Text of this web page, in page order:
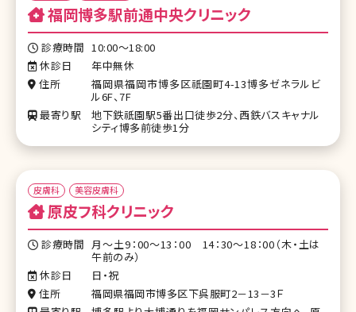
福岡博多駅前通中央クリニック
診療時間 10:00〜18:00
休診日
年中無休
住所
福岡県福岡市博多区祇園町4-13博多ゼネラルビ
ル6F、7F
最寄り駅
地下鉄祇園駅5番出口徒歩2分、西鉄バスキャナル
シティ博多前徒歩1分
皮膚科 美容皮膚科
原皮フ科クリニック
診療時間 月～土9：00～13：00 14：30～18：00（木・土は
午前のみ）
休診日
日・祝
住所
福岡県福岡市博多区下呉服町2－13－3Ｆ